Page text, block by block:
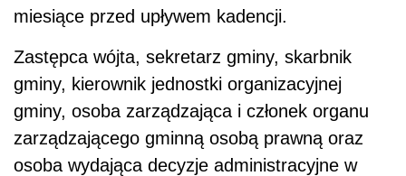
miesiące przed upływem kadencji.
Zastępca wójta, sekretarz gminy, skarbnik
gminy, kierownik jednostki organizacyjnej
gminy, osoba zarządzająca i członek organu
zarządzającego gminną osobą prawną oraz
osoba wydająca decyzje administracyjne w